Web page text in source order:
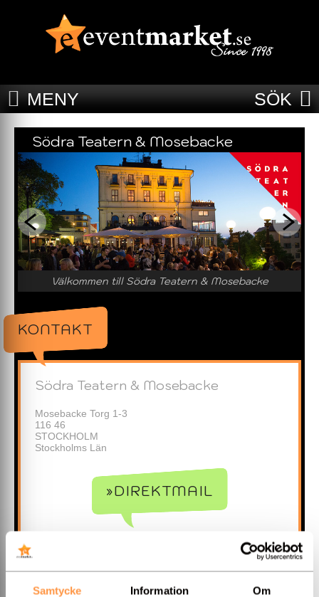
Samtycke Information Om
MENY SÖK
Södra Teatern & Mosebacke
Välkommen till Södra Teatern & Mosebacke
KONTAKT
Södra Teatern & Mosebacke
Mosebacke Torg 1-3
116 46
STOCKHOLM
Stockholms Län
»DIREKTMAIL